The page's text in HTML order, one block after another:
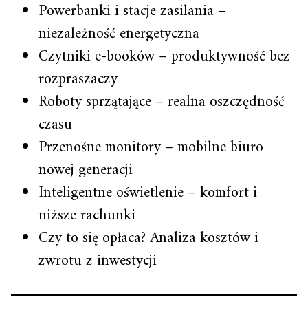
Powerbanki i stacje zasilania –
niezależność energetyczna
Czytniki e-booków – produktywność bez
rozpraszaczy
Roboty sprzątające – realna oszczędność
czasu
Przenośne monitory – mobilne biuro
nowej generacji
Inteligentne oświetlenie – komfort i
niższe rachunki
Czy to się opłaca? Analiza kosztów i
zwrotu z inwestycji